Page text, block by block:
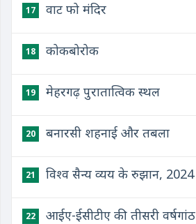
17 वाट फो मंदिर
18 कोकबोरोक
19 मेहरगढ़ पुरातात्विक स्थल
20 बनारसी शहनाई और तबला
21 विश्व सैन्य व्यय के रुझान, 2024
22 आईए-ईसीटीए की तीसरी वर्षगांठ